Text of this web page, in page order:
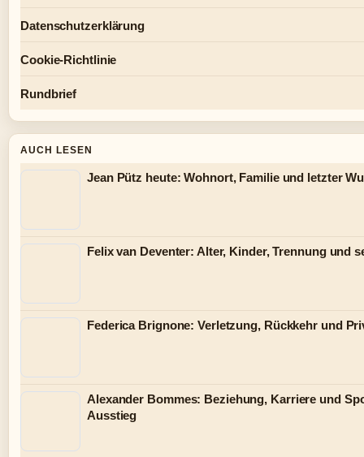
Datenschutzerklärung
Cookie-Richtlinie
Rundbrief
AUCH LESEN
Jean Pütz heute: Wohnort, Familie und letzter
Felix van Deventer: Alter, Kinder, Trennung und
Federica Brignone: Verletzung, Rückkehr und
Alexander Bommes: Beziehung, Karriere und
Ausstieg